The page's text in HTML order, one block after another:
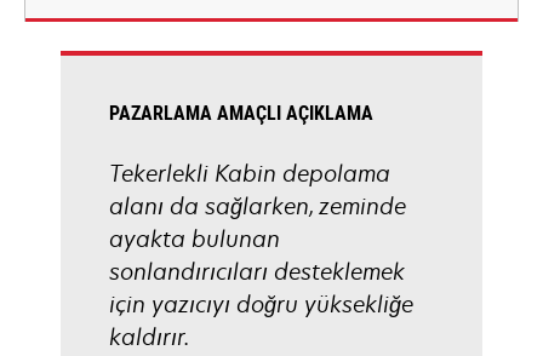
PAZARLAMA AMAÇLI AÇIKLAMA
Tekerlekli Kabin depolama
alanı da sağlarken, zeminde
ayakta bulunan
sonlandırıcıları desteklemek
için yazıcıyı doğru yüksekliğe
kaldırır.